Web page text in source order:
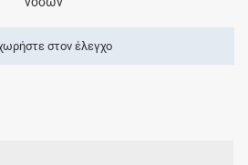
στον έλεγχο